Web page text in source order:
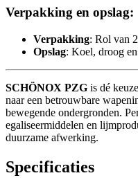
Verpakking en opslag:
Verpakking: Rol van
Opslag: Koel, droog
SCHÖNOX PZG is dé
naar een betrouwbare
bewegende ondergronden.
egaliseermiddelen en
duurzame afwerking.
Specificaties